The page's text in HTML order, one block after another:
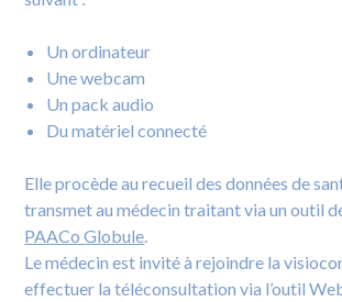
Un ordinateur
Une webcam
Un pack audio
Du matériel connecté
Elle procède au recueil des données de
transmet au médecin traitant via un outil
PAACo Globule.
Le médecin est invité à rejoindre la
effectuer la téléconsultation via l’outil